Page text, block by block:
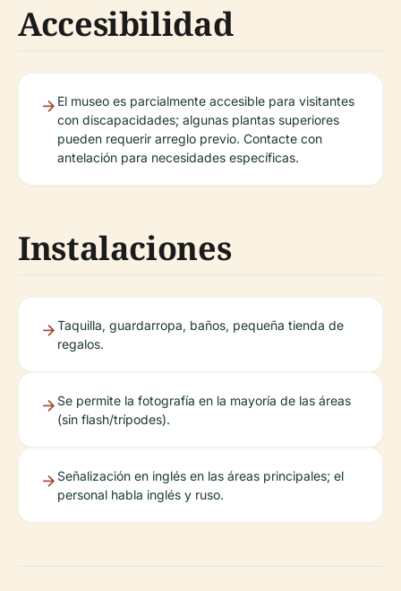
Accesibilidad
El museo es parcialmente accesible para visitantes
con discapacidades; algunas plantas superiores
pueden requerir arreglo previo. Contacte con
antelación para necesidades específicas.
Instalaciones
Taquilla, guardarropa, baños, pequeña tienda de
regalos.
Se permite la fotografía en la mayoría de las áreas
(sin flash/trípodes).
Señalización en inglés en las áreas principales; el
personal habla inglés y ruso.